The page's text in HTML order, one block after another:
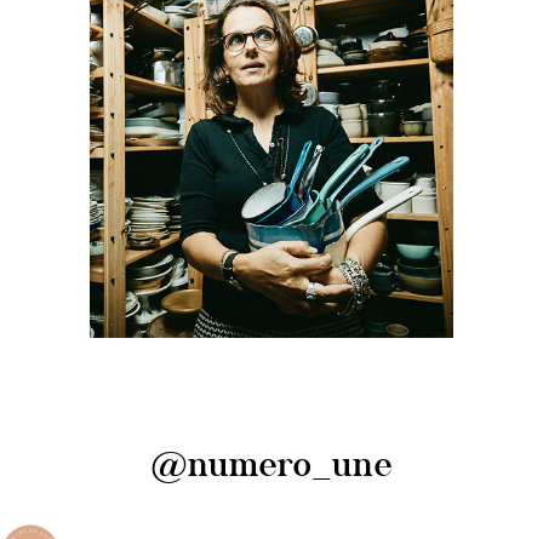
Delphine Brunet, rédactrice
et styliste culinaire
engagée
Elles créent
MINT
@numero_une